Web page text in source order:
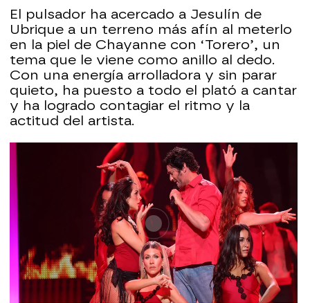
El pulsador ha acercado a Jesulín de
Ubrique a un terreno más afín al meterlo
en la piel de Chayanne con ‘Torero’, un
tema que le viene como anillo al dedo.
Con una energía arrolladora y sin parar
quieto, ha puesto a todo el plató a cantar
y ha logrado contagiar el ritmo y la
actitud del artista.